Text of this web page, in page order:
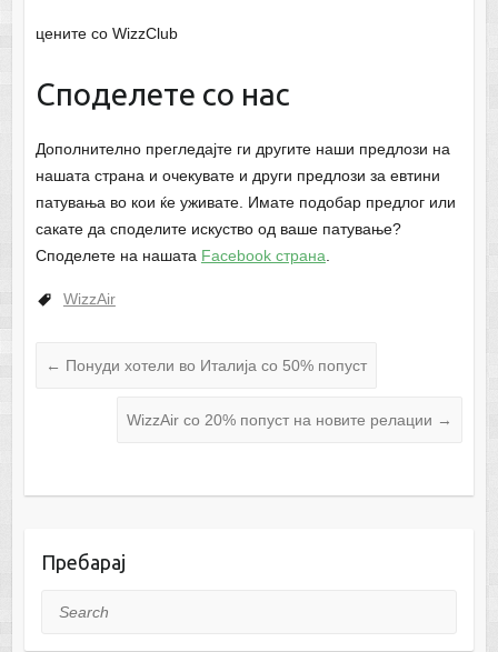
цените со WizzClub
Споделете со нас
Дополнително прегледајте ги другите наши предлози на
нашата страна и очекувате и други предлози за евтини
патувања во кои ќе уживате. Имате подобар предлог или
сакате да споделите искуство од ваше патување?
Споделете на нашата Facebook страна
WizzAir
← Понуди хотели во Италија со 50% попуст
WizzAir со 20% попуст на новите релации →
Пребарај
Search